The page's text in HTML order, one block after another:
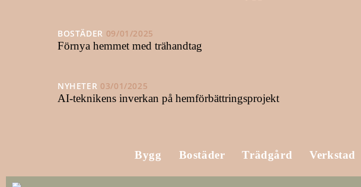
BOSTÄDER 09/01/2025
Förnya hemmet med trähandtag
NYHETER 03/01/2025
AI-teknikens inverkan på hemförbättringsprojekt
Bygg Bostäder Trädgård Verkstad